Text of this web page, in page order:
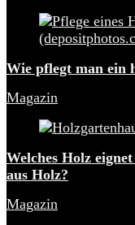
Wie pflegt man ein
Magazin
Welches Holz
aus Holz?
Magazin